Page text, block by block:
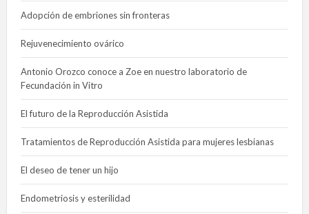
Adopción de embriones sin fronteras
Rejuvenecimiento ovárico
Antonio Orozco conoce a Zoe en nuestro laboratorio de
Fecundación in Vitro
El futuro de la Reproducción Asistida
Tratamientos de Reproducción Asistida para mujeres lesbianas
El deseo de tener un hijo
Endometriosis y esterilidad